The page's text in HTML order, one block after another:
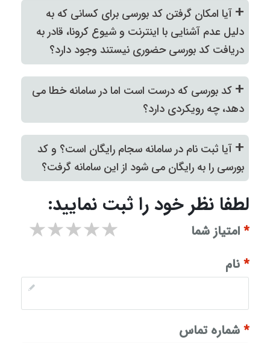
+ آیا امکان گرفتن کد بورسی برای کسانی که به
دلیل عدم آشنایی با اینترنت و شیوع کرونا، قادر به
دریافت کد بورسی حضوری نیستند وجود دارد؟
+ کد بورسی که درست است اما در سامانه خطا می
دهد، چه رویکردی دارد؟
+ آیا ثبت نام در سامانه سجام رایگان است؟ و کد
بورسی را به رایگان می شود از این سامانه گرفت؟
لطفا نظر خود را ثبت نمایید:
*امتیاز شما ۵ stars ۴ stars ۳ stars ۲ stars
*نام
*شماره تماس